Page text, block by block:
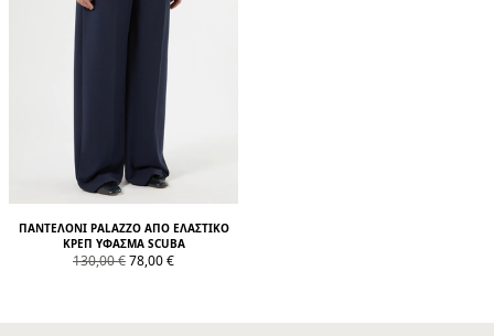
ΠΑΝΤΕΛΌΝΙ PALAZZO ΑΠΌ ΕΛΑΣΤΙΚΌ
ΚΡΕΠ ΎΦΑΣΜΑ SCUBA
product.price.original
130,00 €product.price.sale
78,00 €